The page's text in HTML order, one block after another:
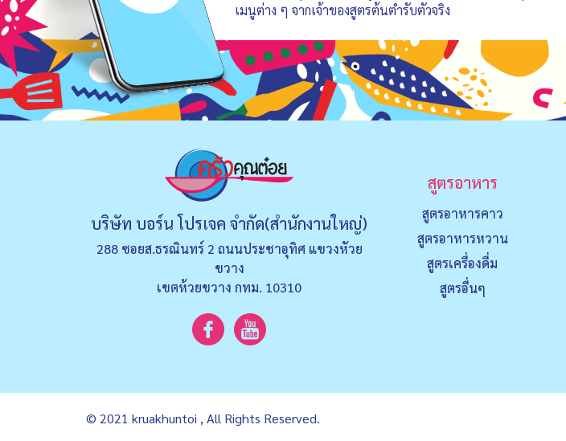
เมนูต่าง ๆ จากเจ้าของสูตรต้นตำรับตัวจริง
บริษัท บอร์น โปรเจค จำกัด(สำนักงานใหญ่)
288 ซอยส.ธรณินทร์ 2 ถนนประชาอุทิศ แขวงหัวย
ขวาง
เขตห้วยขวาง กทม. 10310
สูตรอาหาร
สูตรอาหารคาว
สูตรอาหารหวาน
สูตรเครื่องดื่ม
สูตรอื่นๆ
© 2021 kruakhuntoi , All Rights Reserved.